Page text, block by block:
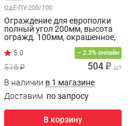
ОдЕ-ПУ-200/100
Ограждение для европолки
полный угол 200мм, высота
огражд. 100мм, окрашенное,
− 2.3% онлайн
516 ₽ 504 ₽ шт
В наличии в 1 магазине
Доставим по запросу
В корзину